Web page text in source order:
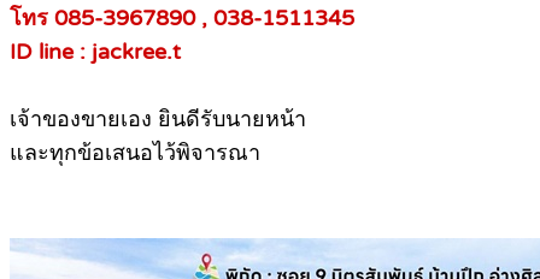
โทร 085-3967890 , 038-1511345
ID line : jackree.t
เจ้าของขายเอง ยินดีรับนายหน้า
และทุกข้อเสนอไว้พิจารณา